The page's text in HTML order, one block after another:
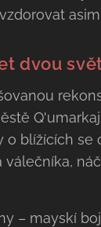
dvou
blížících se
– mayskí